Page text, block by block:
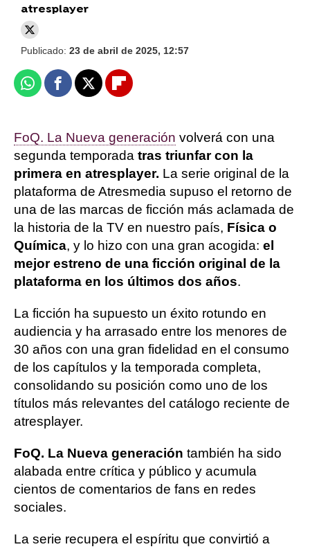
atresplayer
Publicado: 23 de abril de 2025, 12:57
WhatsappFacebook
X Flipboard
FoQ. La Nueva generación volverá con una
segunda temporada tras triunfar con la
primera en atresplayer. La serie original de la
plataforma de Atresmedia supuso el retorno de
una de las marcas de ficción más aclamada de
la historia de la TV en nuestro país, Física o
Química, y lo hizo con una gran acogida: el
mejor estreno de una ficción original de la
plataforma en los últimos dos años.
La ficción ha supuesto un éxito rotundo en
audiencia y ha arrasado entre los menores de
30 años con una gran fidelidad en el consumo
de los capítulos y la temporada completa,
consolidando su posición como uno de los
títulos más relevantes del catálogo reciente de
atresplayer.
FoQ. La Nueva generación también ha sido
alabada entre crítica y público y acumula
cientos de comentarios de fans en redes
sociales.
La serie recupera el espíritu que convirtió a